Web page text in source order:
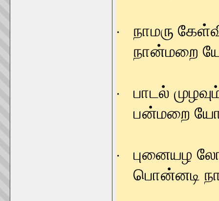
· நாமரு
நான்மறை
· பாடல்
பன்மறை
· புனையழ
பொன்னடி